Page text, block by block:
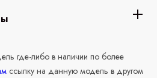
где-либо в наличии по более
ссылку на данную модель в другом